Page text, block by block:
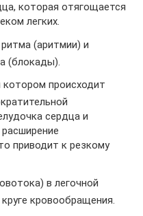
которая отягощается
легких.
(аритмии) и
(блокады).
происходит
сердца и
приводит к резкому
в легочной
кровообращения.